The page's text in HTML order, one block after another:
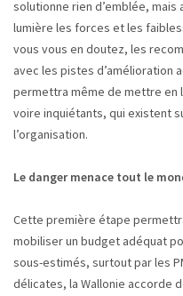
solutionne rien d’emblée,
lumière les forces et les
vous vous en doutez, les
avec les pistes d’amélioration
permettra même de mettre en
voire inquiétants, qui existent
l’organisation.
Le danger menace tout le
Cette première étape
mobiliser un budget adéquat
sous-estimés, surtout par les
délicates, la Wallonie accorde